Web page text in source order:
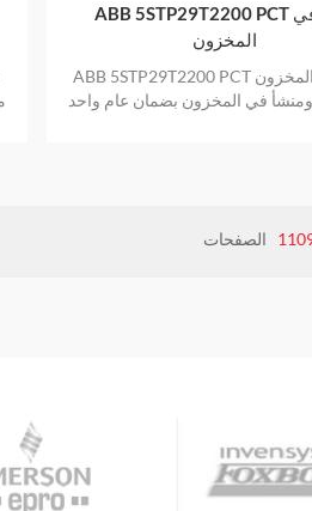
ABB 5STP29T2200 PCT جديد في
المخزون
ABB 5STP29T2200 PCT جديد في المخزون
ومنشأ في المخزون بضمان عام واحد
الصفحات